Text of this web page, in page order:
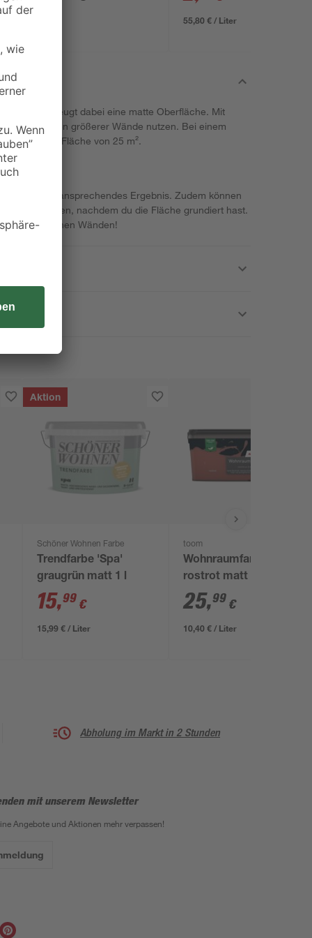
55,80 € / Liter
erzeugt dabei eine matte Oberfläche. Mit
Streichen größerer Wände nutzen. Bei einem
für eine Fläche von 25 m².
für ein ansprechendes Ergebnis. Zudem können
werden, nachdem du die Fläche grundiert hast.
an deinen Wänden!
Aktion
Schöner Wohnen Farbe
Trendfarbe 'Spa'
graugrün matt 1 l
15,99 €
15,99 € / Liter
toom
Wohnraumfarbe
rostrot matt 2,5 l
25,99 €
10,40 € / Liter
Abholung im Markt in 2 Stunden
mit unserem Newsletter
Angebote und Aktionen mehr verpassen!